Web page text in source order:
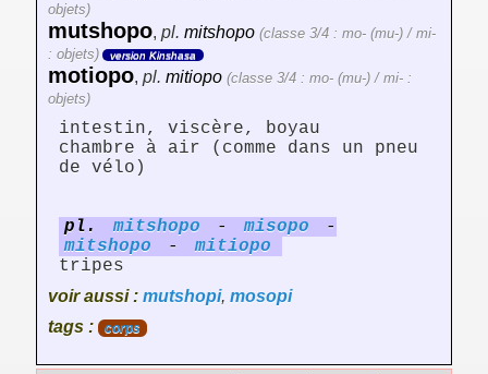
objets)
mutshopo, pl. mitshopo (classe 3/4 : mo- (mu-) / mi-
: objets)
version Kinshasa
motiopo, pl. mitiopo (classe 3/4 : mo- (mu-) / mi- :
objets)
intestin, viscère, boyau
chambre à air (comme dans un pneu
de vélo)
pl. mitshopo - misopo
-
mitshopo
-
mitiopo
tripes
voir aussi : mutshopi, mosopi
tags :
corps